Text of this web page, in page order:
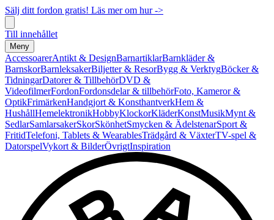
Sälj ditt fordon gratis! Läs mer om hur ->
Till innehållet
Meny
AccessoarerAntikt & DesignBarnartiklarBarnkläder &
BarnskorBarnleksakerBiljetter & ResorBygg & VerktygBöcker &
TidningarDatorer & TillbehörDVD &
VideofilmerFordonFordonsdelar & tillbehörFoto, Kameror &
OptikFrimärkenHandgjort & KonsthantverkHem &
HushållHemelektronikHobbyKlockorKläderKonstMusikMynt &
SedlarSamlarsakerSkorSkönhetSmycken & ÄdelstenarSport &
FritidTelefoni, Tablets & WearablesTrädgård & VäxterTV-spel &
DatorspelVykort & BilderÖvrigtInspiration